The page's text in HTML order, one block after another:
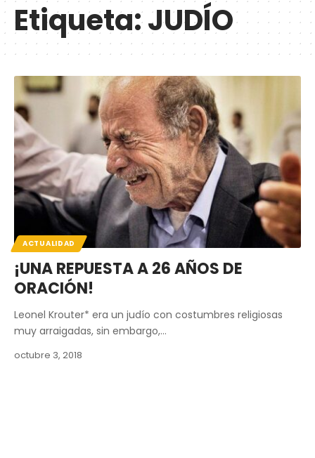
Etiqueta:JUDÍO
ACTUALIDAD
¡UNA REPUESTA A 26 AÑOS DE
ORACIÓN!
Leonel Krouter* era un judío con costumbres religiosas
muy arraigadas, sin embargo,…
octubre 3, 2018